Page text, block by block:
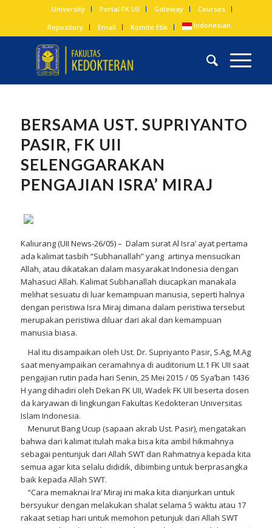
University Portal FK UII Gateway
Courses
Repository
Email Komite Etik Indonesian
BERSAMA UST. SUPRIYANTO
PASIR, FK UII
SELENGGARAKAN
PENGAJIAN ISRA’ MIRAJ
Kaliurang (UII News-26/05) – Dalam surat Al Isra’ ayat pertama
ada kalimat tasbih “Subhanallah” yang artinya mensucikan
Allah, atau dikatakan dalam masyarakat Indonesia dengan
Mahasuci Allah. Kalimat Subhanallah diucapkan manakala
melihat sesuatu di luar kemampuan manusia, seperti halnya
dengan peristiwa Isra Miraj dimana dalam peristiwa tersebut
merupakan peristiwa diluar dari akal dan kemampuan
manusia biasa.
Hal itu disampaikan oleh Ust. Dr. Supriyanto Pasir, S.Ag, M.Ag
saat menyampaikan ceramahnya di auditorium Lt.1 FK UII saat
pengajian rutin pada hari Senin, 25 Mei 2015 / 05 Sya’ban 1436
H yang dihadiri oleh Dekan FK UII, Wadek FK UII beserta dosen
da karyawan di lingkungan Fakultas Kedokteran Universitas
Islam Indonesia.
Menurut Bang Ucup (sapaan akrab Ust. Pasir), mengatakan
bahwa dari kalimat itulah maka bisa kita ambil hikmahnya
sebagai pentunjuk dari Allah SWT dan Rahmatnya kepada kita
semua agar kita selalu dididik, dibimbing untuk berprasangka
baik kepada Allah SWT.
“Cara memaknai Ira’ Miraj ini maka kita dianjurkan untuk
bersyukur dengan melakukan shalat selama 5 waktu atau 17
rakaat setiap hari untuk memohon petunjuk dari Allah SWT